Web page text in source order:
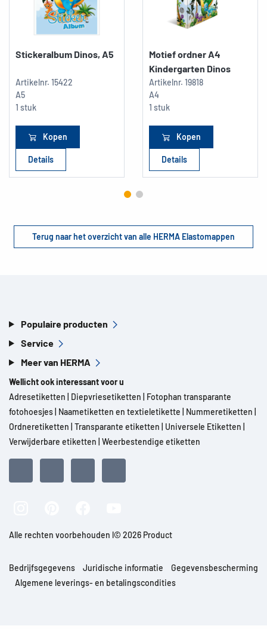
Stickeralbum Dinos, A5
Artikelnr. 15422
A5
1 stuk
Kopen
Details
Motief ordner A4
Kindergarten Dinos
Artikelnr. 19818
A4
1 stuk
Kopen
Details
Terug naar het overzicht van alle HERMA Elastomappen
Populaire producten
Service
Meer van HERMA
Wellicht ook interessant voor u
Adresetiketten
Diepvriesetiketten
Fotophan transparante
fotohoesjes Naametiketten en textieletikette Nummeretiketten
Ordneretiketten Transparante etiketten Universele Etiketten
Verwijderbare etiketten Weerbestendige etiketten
Alle rechten voorbehouden l© 2026 Product
Bedrijfsgegevens Juridische informatie
Gegevensbescherming
Algemene leverings- en betalingscondities